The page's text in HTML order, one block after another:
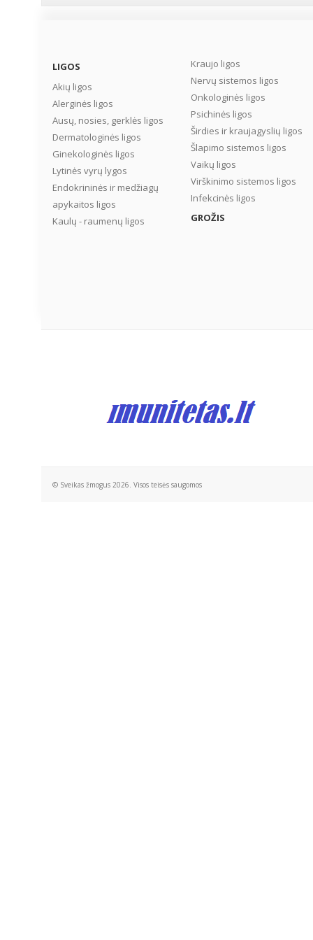
LIGOS
Akių ligos
Alerginės ligos
Ausų, nosies, gerklės ligos
Dermatologinės ligos
Ginekologinės ligos
Lytinės vyrų lygos
Endokrininės ir medžiagų
apykaitos ligos
Kaulų - raumenų ligos
Kraujo ligos
Nervų sistemos ligos
Onkologinės ligos
Psichinės ligos
Širdies ir kraujagyslių ligos
Šlapimo sistemos ligos
Vaikų ligos
Virškinimo sistemos ligos
Infekcinės ligos
GROŽIS
© Sveikas žmogus 2026. Visos teisės saugomos